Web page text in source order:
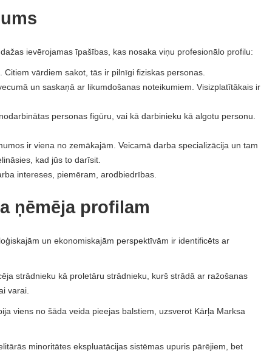
ievērojamas īpašības, kas nosaka viņu profesionālo profilu:
vārdiem sakot, tās ir pilnīgi fiziskas personas.
un saskaņā ar likumdošanas noteikumiem. Visizplatītākais ir
personas figūru, vai kā darbinieku kā algotu personu.
ir viena no zemākajām. Veicamā darba specializācija un tam
kad jūs to darīsit.
intereses, piemēram, arodbiedrības.
ņēmēja profilam
un ekonomiskajām perspektīvām ir identificēts ar
strādnieku kā proletāru strādnieku, kurš strādā ar ražošanas
varai.
viens no šāda veida pieejas balstiem, uzsverot Kārļa Marksa
minoritātes ekspluatācijas sistēmas upuris pārējiem, bet